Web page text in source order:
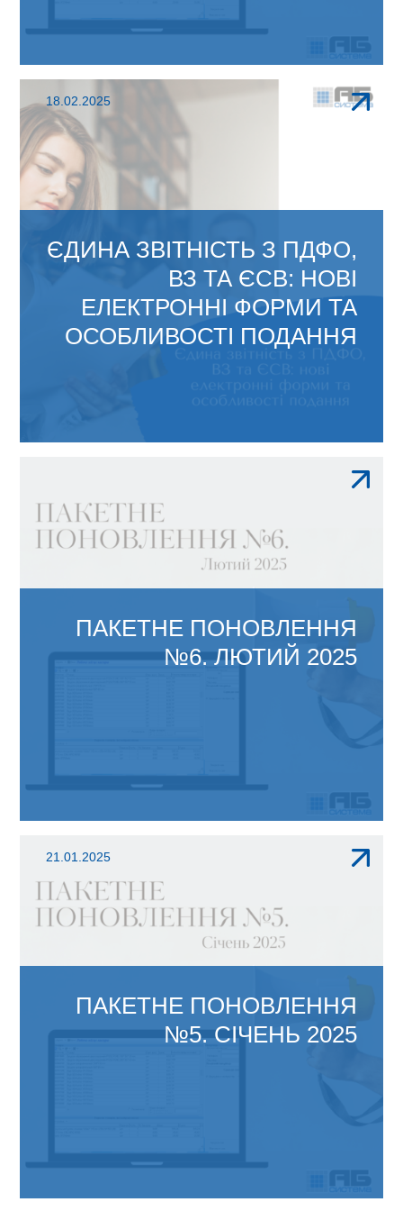
ЗМІНИ В АБ ОФІС 4.1: Змінено друковану
форму чеків ППРО,...
18.02.2025
ЄДИНА ЗВІТНІСТЬ З ПДФО,
ВЗ ТА ЄСВ: НОВІ
ЕЛЕКТРОННІ ФОРМИ ТА
ОСОБЛИВОСТІ ПОДАННЯ
З 6 лютого 2025 року в Реєстрі електронних
ПАКЕТНЕ ПОНОВЛЕННЯ
№6. ЛЮТИЙ 2025
ЗМІНИ В АБ ОФІС 4.1: Мінфін наказом від
21.01.2025
ПАКЕТНЕ ПОНОВЛЕННЯ
№5. СІЧЕНЬ 2025